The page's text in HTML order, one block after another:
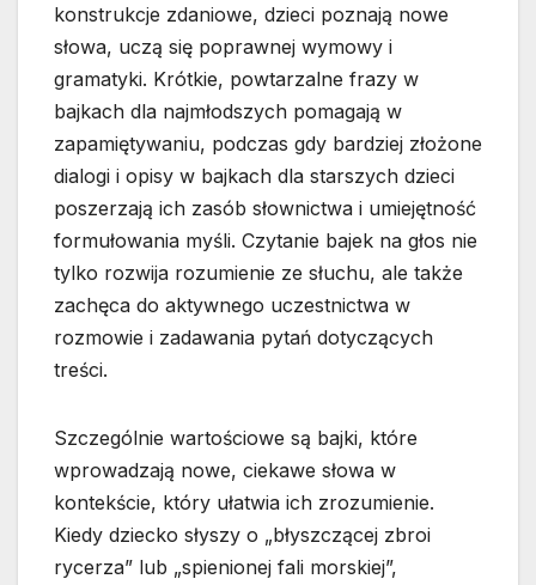
konstrukcje zdaniowe, dzieci poznają nowe
słowa, uczą się poprawnej wymowy i
gramatyki. Krótkie, powtarzalne frazy w
bajkach dla najmłodszych pomagają w
zapamiętywaniu, podczas gdy bardziej złożone
dialogi i opisy w bajkach dla starszych dzieci
poszerzają ich zasób słownictwa i umiejętność
formułowania myśli. Czytanie bajek na głos nie
tylko rozwija rozumienie ze słuchu, ale także
zachęca do aktywnego uczestnictwa w
rozmowie i zadawania pytań dotyczących
treści.
Szczególnie wartościowe są bajki, które
wprowadzają nowe, ciekawe słowa w
kontekście, który ułatwia ich zrozumienie.
Kiedy dziecko słyszy o „błyszczącej zbroi
rycerza” lub „spienionej fali morskiej”,